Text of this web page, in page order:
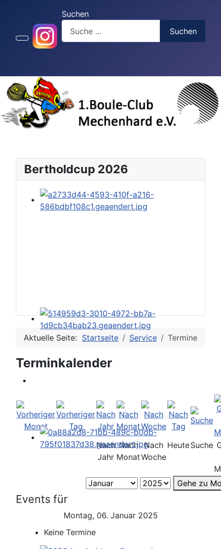
Suchen
Suchen
Bertholdcup 2026
Aktuelle Seite: Startseite Service Termine
Terminkalender
Nach
Jahr
Nach
Monat
Nach
Woche
HeuteSuche
Gehe zu
Events für
Montag, 06. Januar 2025
Keine Termine